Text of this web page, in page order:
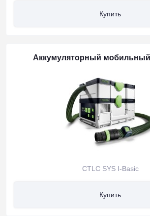
Купить
Аккумуляторный
CTLC SYS I-Basic
Купить